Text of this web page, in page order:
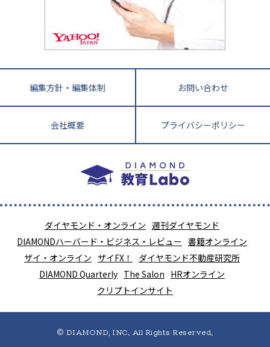
長崎県 熊本県
鹿児島県 沖縄県
教育ジャーナリストが徹底解説！ 大学受験の羅
編集方針・編集体制 お問い合わせ
会社概要 プライバシーポリシー
ダイヤモンド・オンライン 週刊ダイヤモンド
DIAMONDハーバード・ビジネス・レビュー 書籍オンライン
ザイ・オンライン ザイFX！
ダイヤモンド不動産研究所
DIAMOND Quarterly The Salon HRオンライン
クリプトインサイト
© DIAMOND, INC. All Rights Reserved.